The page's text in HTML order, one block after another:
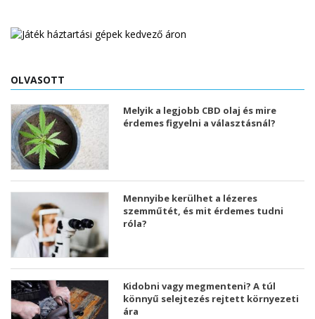
OLVASOTT
Melyik a legjobb CBD olaj és mire
érdemes figyelni a választásnál?
Mennyibe kerülhet a lézeres
szemműtét, és mit érdemes tudni
róla?
Kidobni vagy megmenteni? A túl
könnyű selejtezés rejtett környezeti
ára